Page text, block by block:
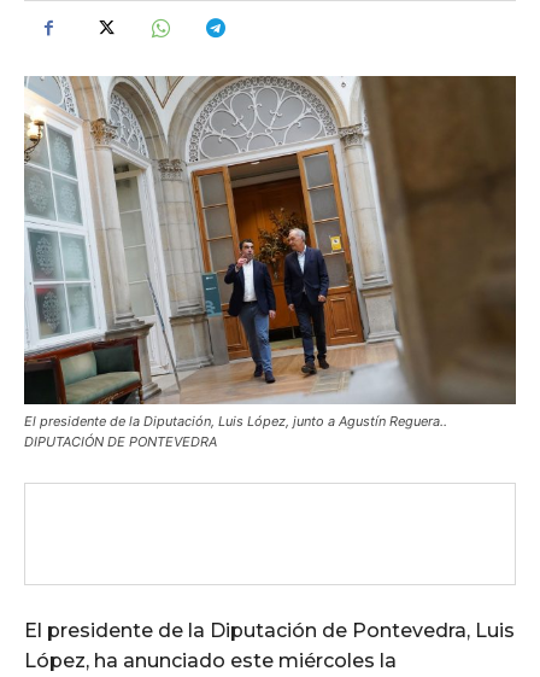
El presidente de la Diputación, Luis López, junto a Agustín Reguera..
DIPUTACIÓN DE PONTEVEDRA
El presidente de la Diputación de Pontevedra, Luis
López, ha anunciado este miércoles la